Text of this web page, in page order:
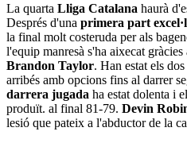
La quarta Lliga Catalana haurà
Després d'una primera part
la final molt costeruda per als
l'equip manresà s'ha aixecat gràcies
Brandon Taylor. Han estat els
arribés amb opcions fins al darrer
darrera jugada ha estat dolenta i
produït. al final 81-79. Devin
lesió que pateix a l'abductor de la